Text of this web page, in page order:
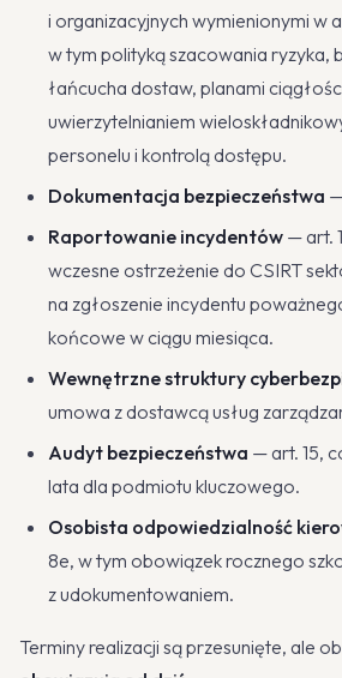
i organizacyjnych wymienionymi w
w tym polityką szacowania ryzyka,
łańcucha dostaw, planami
uwierzytelnianiem
personelu i kontrolą dostępu.
Dokumentacja bezpieczeństwa
Raportowanie incydentów — art.
wczesne ostrzeżenie do CSIRT
na zgłoszenie incydentu
końcowe w ciągu miesiąca.
Wewnętrzne struktury
umowa z dostawcą usług
Audyt bezpieczeństwa — art. 15,
lata dla podmiotu kluczowego.
Osobista odpowiedzialność
8e, w tym obowiązek rocznego
z udokumentowaniem.
Terminy realizacji są przesunięte, ale